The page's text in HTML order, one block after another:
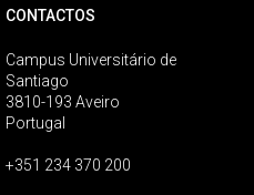
CONTACTOS
Campus Universitário de
Santiago
3810-193 Aveiro
Portugal
+351 234 370 200